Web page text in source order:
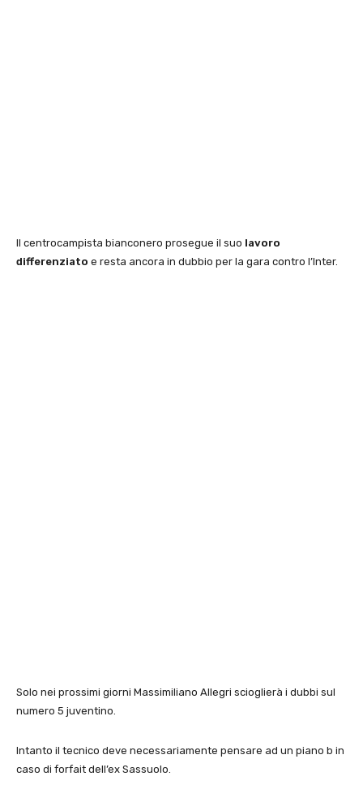
Il centrocampista bianconero prosegue il suo lavoro
differenziato e resta ancora in dubbio per la gara contro l’Inter.
Solo nei prossimi giorni Massimiliano Allegri scioglierà i dubbi sul
numero 5 juventino.
Intanto il tecnico deve necessariamente pensare ad un piano b in
caso di forfait dell’ex Sassuolo.